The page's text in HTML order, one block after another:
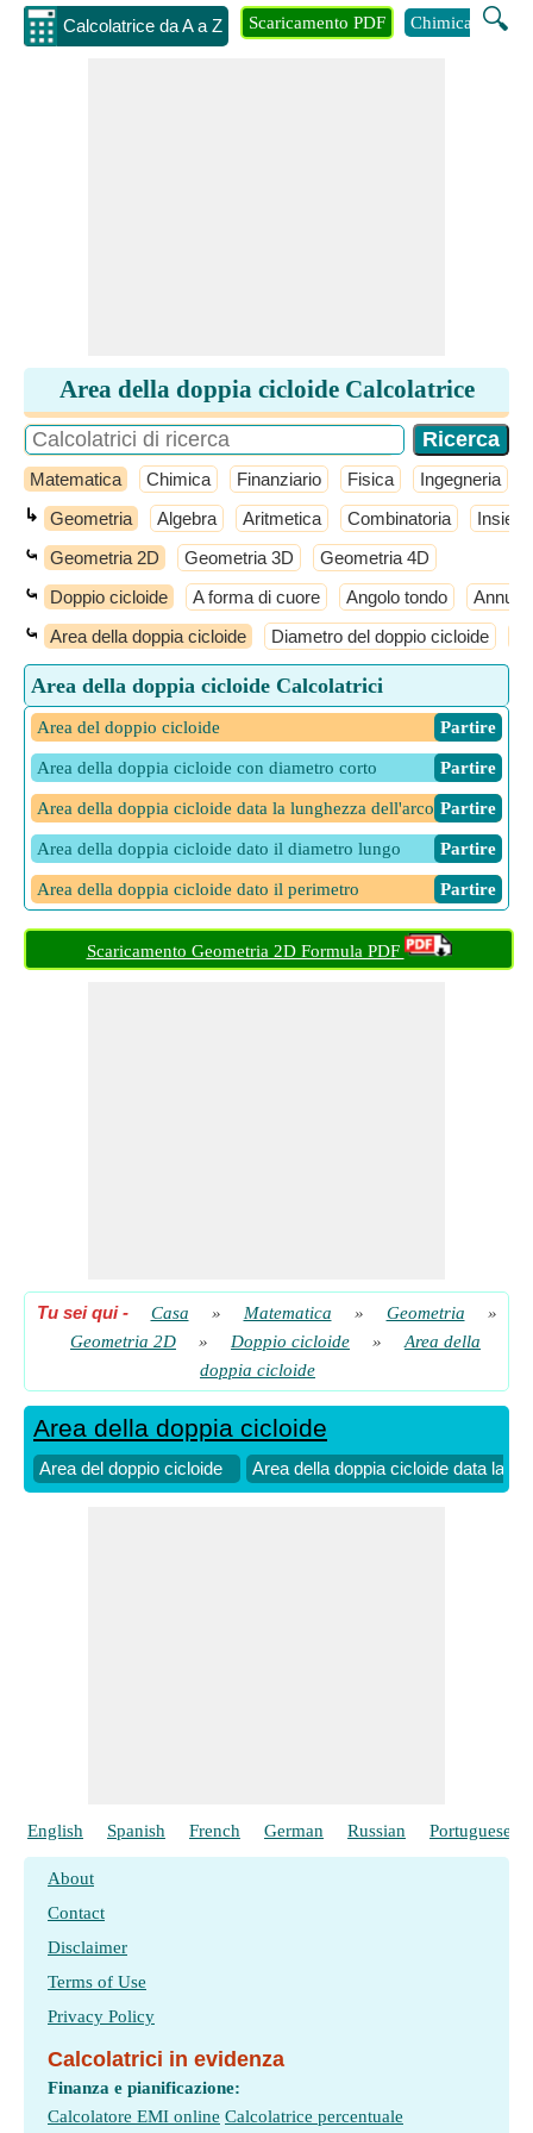
Calcolatrice da A a Z 🔍
Scaricamento PDF Chimica
Area della doppia cicloide Calcolatrice
Matematica Chimica Finanziario Fisica Ingegneria
↳ Geometria Algebra Aritmetica Combinatoria
⤿ Geometria 2D Geometria 3D Geometria 4D
⤿ Doppio cicloide A forma di cuore Angolo tondo
⤿ Area della doppia cicloide Diametro del doppio cicloide
Area della doppia cicloide Calcolatrici
Area del doppio cicloide ​ Partire
Area della doppia cicloide con diametro corto ​ Partire
Area della doppia cicloide data la lunghezza dell'arco ​ Partire
Area della doppia cicloide dato il diametro lungo ​ Partire
Area della doppia cicloide dato il perimetro ​ Partire
Scaricamento Geometria 2D Formula PDF
Tu sei qui- Casa » Matematica » Geometria
»
Geometria 2D
» Doppio cicloide »
Area della
doppia cicloide
Area della doppia cicloide
Area del doppio cicloide Area della doppia cicloide data la
English Spanish French German Russian Portuguese
About
Contact
Disclaimer
Terms of Use
Privacy Policy
Calcolatrici in evidenza
Finanza e pianificazione:
Calcolatore EMI online Calcolatrice percentuale